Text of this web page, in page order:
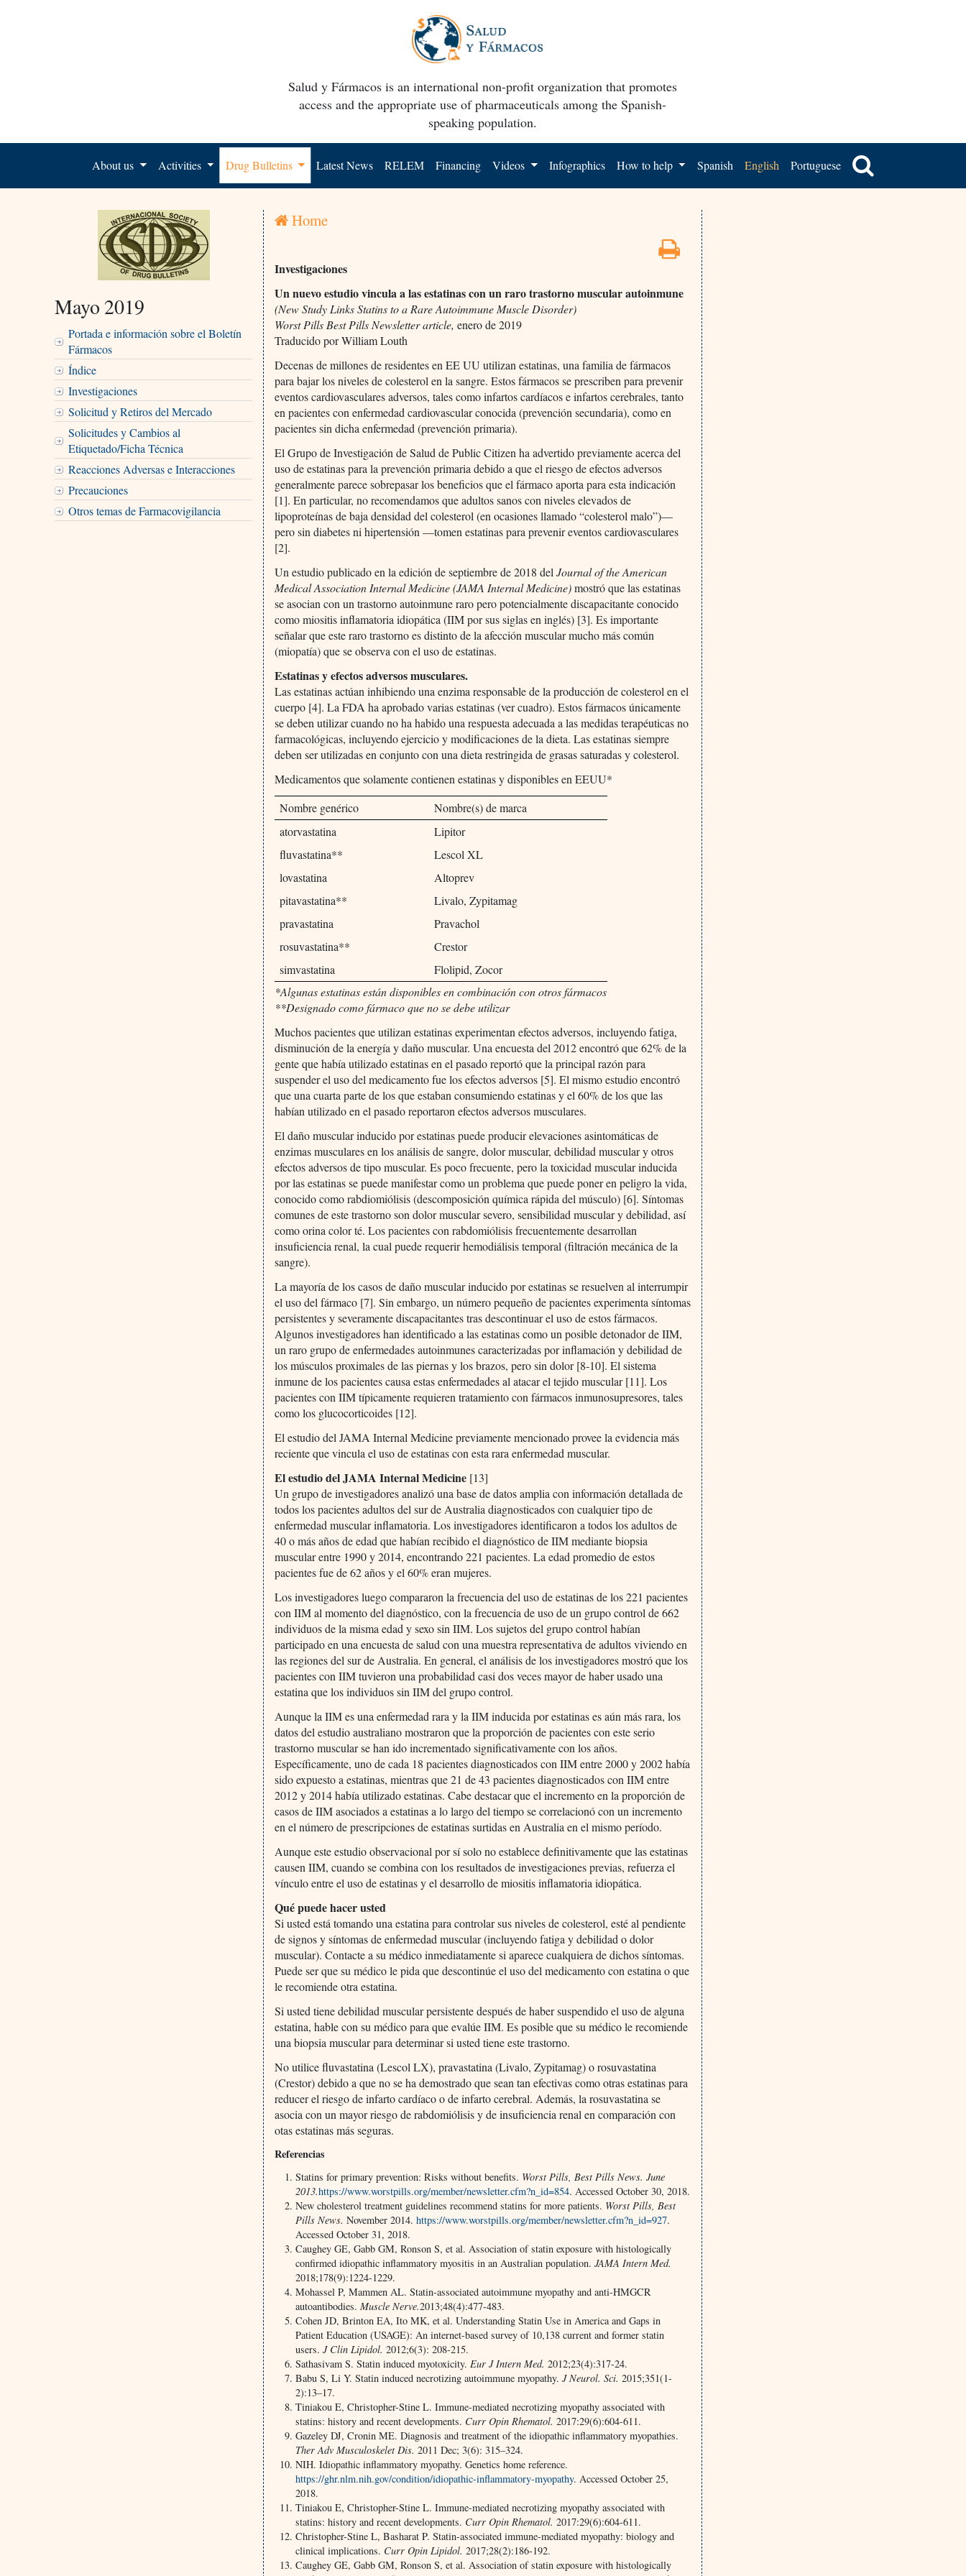
Salud y Fármacos is an international non-profit organization that promotes
access and the appropriate use of pharmaceuticals among the Spanish-
speaking population.
About us Activities Drug Bulletins Latest News RELEM Financing Videos Infographics How to help Spanish English Portuguese
Mayo 2019
Portada e información sobre el Boletín
Fármacos
Índice
Investigaciones
Solicitud y Retiros del Mercado
Solicitudes y Cambios al
Etiquetado/Ficha Técnica
Reacciones Adversas e Interacciones
Precauciones
Otros temas de Farmacovigilancia
Home
Investigaciones
Un nuevo estudio vincula a las estatinas con un raro trastorno muscular autoinmune
(New Study Links Statins to a Rare Autoimmune Muscle Disorder)
Worst Pills Best Pills Newsletter article, enero de 2019
Traducido por William Louth
Decenas de millones de residentes en EE UU utilizan estatinas, una familia de fármacos
para bajar los niveles de colesterol en la sangre. Estos fármacos se prescriben para prevenir
eventos cardiovasculares adversos, tales como infartos cardíacos e infartos cerebrales, tanto
en pacientes con enfermedad cardiovascular conocida (prevención secundaria), como en
pacientes sin dicha enfermedad (prevención primaria).
El Grupo de Investigación de Salud de Public Citizen ha advertido previamente acerca del
uso de estatinas para la prevención primaria debido a que el riesgo de efectos adversos
generalmente parece sobrepasar los beneficios que el fármaco aporta para esta indicación
[1]. En particular, no recomendamos que adultos sanos con niveles elevados de
lipoproteínas de baja densidad del colesterol (en ocasiones llamado “colesterol malo”)—
pero sin diabetes ni hipertensión —tomen estatinas para prevenir eventos cardiovasculares
[2].
Un estudio publicado en la edición de septiembre de 2018 delJournal of the American
Medical Association Internal Medicine (JAMA Internal Medicine)mostró que las estatinas
se asocian con un trastorno autoinmune raro pero potencialmente discapacitante conocido
como miositis inflamatoria idiopática (IIM por sus siglas en inglés) [3]. Es importante
señalar que este raro trastorno es distinto de la afección muscular mucho más común
(miopatía) que se observa con el uso de estatinas.
Estatinas y efectos adversos musculares.
Las estatinas actúan inhibiendo una enzima responsable de la producción de colesterol en el
cuerpo [4]. La FDA ha aprobado varias estatinas (ver cuadro). Estos fármacos únicamente
se deben utilizar cuando no ha habido una respuesta adecuada a las medidas terapéuticas no
farmacológicas, incluyendo ejercicio y modificaciones de la dieta. Las estatinas siempre
deben ser utilizadas en conjunto con una dieta restringida de grasas saturadas y colesterol.
Medicamentos que solamente contienen estatinas y disponibles en EEUU*
Nombre genérico
Nombre(s) de marca
atorvastatina
Lipitor
fluvastatina**
Lescol XL
lovastatina
Altoprev
pitavastatina**
Livalo, Zypitamag
pravastatina
Pravachol
rosuvastatina**
Crestor
simvastatina
Flolipid, Zocor
*Algunas estatinas están disponibles en combinación con otros fármacos
**Designado como fármaco que no se debe utilizar
Muchos pacientes que utilizan estatinas experimentan efectos adversos, incluyendo fatiga,
disminución de la energía y daño muscular. Una encuesta del 2012 encontró que 62% de la
gente que había utilizado estatinas en el pasado reportó que la principal razón para
suspender el uso del medicamento fue los efectos adversos [5]. El mismo estudio encontró
que una cuarta parte de los que estaban consumiendo estatinas y el 60% de los que las
habían utilizado en el pasado reportaron efectos adversos musculares.
El daño muscular inducido por estatinas puede producir elevaciones asintomáticas de
enzimas musculares en los análisis de sangre, dolor muscular, debilidad muscular y otros
efectos adversos de tipo muscular. Es poco frecuente, pero la toxicidad muscular inducida
por las estatinas se puede manifestar como un problema que puede poner en peligro la vida,
conocido como rabdiomiólisis (descomposición química rápida del músculo) [6]. Síntomas
comunes de este trastorno son dolor muscular severo, sensibilidad muscular y debilidad, así
como orina color té. Los pacientes con rabdomiólisis frecuentemente desarrollan
insuficiencia renal, la cual puede requerir hemodiálisis temporal (filtración mecánica de la
sangre).
La mayoría de los casos de daño muscular inducido por estatinas se resuelven al interrumpir
el uso del fármaco [7]. Sin embargo, un número pequeño de pacientes experimenta síntomas
persistentes y severamente discapacitantes tras descontinuar el uso de estos fármacos.
Algunos investigadores han identificado a las estatinas como un posible detonador de IIM,
un raro grupo de enfermedades autoinmunes caracterizadas por inflamación y debilidad de
los músculos proximales de las piernas y los brazos, pero sin dolor [8-10]. El sistema
inmune de los pacientes causa estas enfermedades al atacar el tejido muscular [11]. Los
pacientes con IIM típicamente requieren tratamiento con fármacos inmunosupresores, tales
como los glucocorticoides [12].
El estudio del JAMA Internal Medicine previamente mencionado provee la evidencia más
reciente que vincula el uso de estatinas con esta rara enfermedad muscular.
El estudio del JAMA Internal Medicine [13]
Un grupo de investigadores analizó una base de datos amplia con información detallada de
todos los pacientes adultos del sur de Australia diagnosticados con cualquier tipo de
enfermedad muscular inflamatoria. Los investigadores identificaron a todos los adultos de
40 o más años de edad que habían recibido el diagnóstico de IIM mediante biopsia
muscular entre 1990 y 2014, encontrando 221 pacientes. La edad promedio de estos
pacientes fue de 62 años y el 60% eran mujeres.
Los investigadores luego compararon la frecuencia del uso de estatinas de los 221 pacientes
con IIM al momento del diagnóstico, con la frecuencia de uso de un grupo control de 662
individuos de la misma edad y sexo sin IIM. Los sujetos del grupo control habían
participado en una encuesta de salud con una muestra representativa de adultos viviendo en
las regiones del sur de Australia. En general, el análisis de los investigadores mostró que los
pacientes con IIM tuvieron una probabilidad casi dos veces mayor de haber usado una
estatina que los individuos sin IIM del grupo control.
Aunque la IIM es una enfermedad rara y la IIM inducida por estatinas es aún más rara, los
datos del estudio australiano mostraron que la proporción de pacientes con este serio
trastorno muscular se han ido incrementado significativamente con los años.
Específicamente, uno de cada 18 pacientes diagnosticados con IIM entre 2000 y 2002 había
sido expuesto a estatinas, mientras que 21 de 43 pacientes diagnosticados con IIM entre
2012 y 2014 había utilizado estatinas. Cabe destacar que el incremento en la proporción de
casos de IIM asociados a estatinas a lo largo del tiempo se correlacionó con un incremento
en el número de prescripciones de estatinas surtidas en Australia en el mismo período.
Aunque este estudio observacional por sí solo no establece definitivamente que las estatinas
causen IIM, cuando se combina con los resultados de investigaciones previas, refuerza el
vínculo entre el uso de estatinas y el desarrollo de miositis inflamatoria idiopática.
Qué puede hacer usted
Si usted está tomando una estatina para controlar sus niveles de colesterol, esté al pendiente
de signos y síntomas de enfermedad muscular (incluyendo fatiga y debilidad o dolor
muscular). Contacte a su médico inmediatamente si aparece cualquiera de dichos síntomas.
Puede ser que su médico le pida que descontinúe el uso del medicamento con estatina o que
le recomiende otra estatina.
Si usted tiene debilidad muscular persistente después de haber suspendido el uso de alguna
estatina, hable con su médico para que evalúe IIM. Es posible que su médico le recomiende
una biopsia muscular para determinar si usted tiene este trastorno.
No utilice fluvastatina (Lescol LX), pravastatina (Livalo, Zypitamag) o rosuvastatina
(Crestor) debido a que no se ha demostrado que sean tan efectivas como otras estatinas para
reducer el riesgo de infarto cardíaco o de infarto cerebral. Además, la rosuvastatina se
asocia con un mayor riesgo de rabdomiólisis y de insuficiencia renal en comparación con
otas estatinas más seguras.
Referencias
Statins for primary prevention: Risks without benefits. Worst Pills, Best Pills News. June
2013.https://www.worstpills.org/member/newsletter.cfm?n_id=854. Accessed October 30, 2018.
New cholesterol treatment guidelines recommend statins for more patients. Worst Pills, Best
Pills News. November 2014.https://www.worstpills.org/member/newsletter.cfm?n_id=927.
Accessed October 31, 2018.
Caughey GE, Gabb GM, Ronson S, et al. Association of statin exposure with histologically
confirmed idiopathic inflammatory myositis in an Australian population.JAMA Intern Med.
2018;178(9):1224-1229.
Mohassel P, Mammen AL. Statin-associated autoimmune myopathy and anti-HMGCR
autoantibodies. Muscle Nerve.2013;48(4):477-483.
Cohen JD, Brinton EA, Ito MK, et al. Understanding Statin Use in America and Gaps in
Patient Education (USAGE): An internet-based survey of 10,138 current and former statin
users.J Clin Lipidol. 2012;6(3): 208-215.
Sathasivam S. Statin induced myotoxicity. Eur J Intern Med. 2012;23(4):317-24.
Babu S, Li Y. Statin induced necrotizing autoimmune myopathy.J Neurol. Sci. 2015;351(1-
2):13–17.
Tiniakou E, Christopher-Stine L. Immune-mediated necrotizing myopathy associated with
statins: history and recent developments. Curr Opin Rhematol. 2017:29(6):604-611.
Gazeley DJ, Cronin ME. Diagnosis and treatment of the idiopathic inflammatory myopathies.
Ther Adv Musculoskelet Dis. 2011 Dec; 3(6): 315–324.
NIH. Idiopathic inflammatory myopathy. Genetics home reference.
https://ghr.nlm.nih.gov/condition/idiopathic-inflammatory-myopathy. Accessed October 25,
2018.
Tiniakou E, Christopher-Stine L. Immune-mediated necrotizing myopathy associated with
statins: history and recent developments. Curr Opin Rhematol. 2017:29(6):604-611.
Christopher-Stine L, Basharat P. Statin-associated immune-mediated myopathy: biology and
clinical implications. Curr Opin Lipidol. 2017;28(2):186-192.
Caughey GE, Gabb GM, Ronson S, et al. Association of statin exposure with histologically